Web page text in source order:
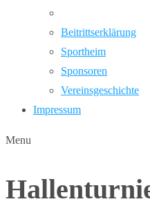
Beitrittserklärung
Sportheim
Sponsoren
Vereinsgeschichte
Impressum
Menu